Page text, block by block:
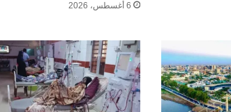
6 أغسطس، 2026